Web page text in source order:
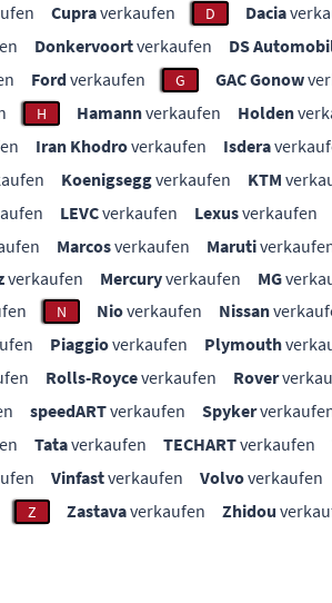
Cupraverkaufen D Dacia
Donkervoortverkaufen DS
Fordverkaufen G GAC Gonow
H Hamannverkaufen Holden
Iran Khodroverkaufen Isdera
Koenigseggverkaufen KTM
LEVCverkaufen Lexusverkaufen
Marcosverkaufen Maruti
verkaufen Mercuryverkaufen MG
N Nioverkaufen Nissan
Piaggioverkaufen Plymouth
Rolls-Royceverkaufen Rover
speedARTverkaufen Spyker
Tataverkaufen TECHARTverkaufen
Vinfastverkaufen Volvoverkaufen
Z Zastavaverkaufen Zhidou